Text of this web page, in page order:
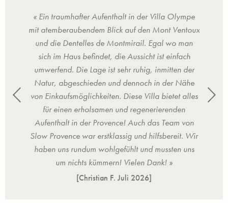
« Ein traumhafter Aufenthalt in der Villa Olympe
mit atemberaubendem Blick auf den Mont Ventoux
und die Dentelles de Montmirail. Egal wo man
sich im Haus befindet, die Aussicht ist einfach
umwerfend. Die Lage ist sehr ruhig, inmitten der
Natur, abgeschieden und dennoch in der Nähe
von Einkaufsmöglichkeiten. Diese Villa bietet alles
für einen erholsamen und regenerierenden
Aufenthalt in der Provence! Auch das Team von
Slow Provence war erstklassig und hilfsbereit. Wir
haben uns rundum wohlgefühlt und mussten uns
um nichts kümmern! Vielen Dank! »
[Christian F.Juli 2026]